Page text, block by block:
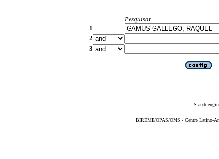
Pesquisar
1
2
3
Search
BIREME/OPAS/OMS - Centro Latino-